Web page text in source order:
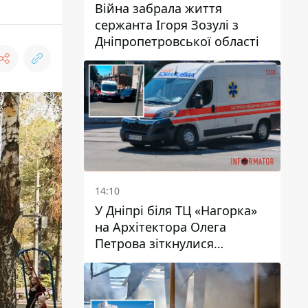
Війна забрала життя
сержанта Ігоря Зозулі з
Дніпропетровської області
14:10
У Дніпрі біля ТЦ «Нагорка»
на Архітектора Олега
Петрова зіткнулися
«швидка» та Toyota: трамваї
№5 затримуються